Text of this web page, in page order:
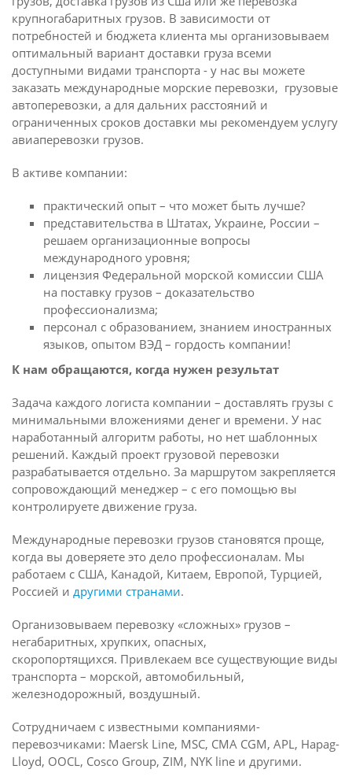
крупногабаритных грузов. В зависимости от
потребностей и бюджета клиента мы организовываем
оптимальный вариант доставки груза всеми
доступными видами транспорта - у нас вы можете
заказать международные морские перевозки, грузовые
автоперевозки, а для дальних расстояний и
ограниченных сроков доставки мы рекомендуем услугу
авиаперевозки грузов.
В активе компании:
практический опыт – что может быть лучше?
представительства в Штатах, Украине, России –
решаем организационные вопросы
международного уровня;
лицензия Федеральной морской комиссии США
на поставку грузов – доказательство
профессионализма;
персонал с образованием, знанием иностранных
языков, опытом ВЭД – гордость компании!
К нам обращаются, когда нужен результат
Задача каждого логиста компании – доставлять грузы с
минимальными вложениями денег и времени. У нас
наработанный алгоритм работы, но нет шаблонных
решений. Каждый проект грузовой перевозки
разрабатывается отдельно. За маршрутом закрепляется
сопровождающий менеджер – с его помощью вы
контролируете движение груза.
Международные перевозки грузов становятся проще,
когда вы доверяете это дело профессионалам. Мы
работаем с США, Канадой, Китаем, Европой, Турцией,
Россией и другими странами.
Организовываем перевозку «сложных» грузов –
негабаритных, хрупких, опасных,
скоропортящихся. Привлекаем все существующие виды
транспорта – морской, автомобильный,
железнодорожный, воздушный.
Сотрудничаем с известными компаниями-
перевозчиками: Maersk Line, MSC, CMA CGM, APL, Hapag-
Lloyd, OOCL, Cosco Group, ZIM, NYK line и другими.